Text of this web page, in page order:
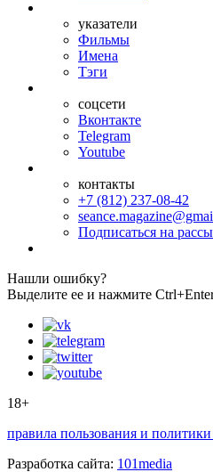
указатели
Фильмы
Имена
Тэги
соцсети
Вконтакте
Telegram
Youtube
контакты
+7 (812) 237-08-42
Подписаться на
Нашли ошибку?
Выделите ее и нажмите
18+
правила пользования и
Разработка сайта: 101media